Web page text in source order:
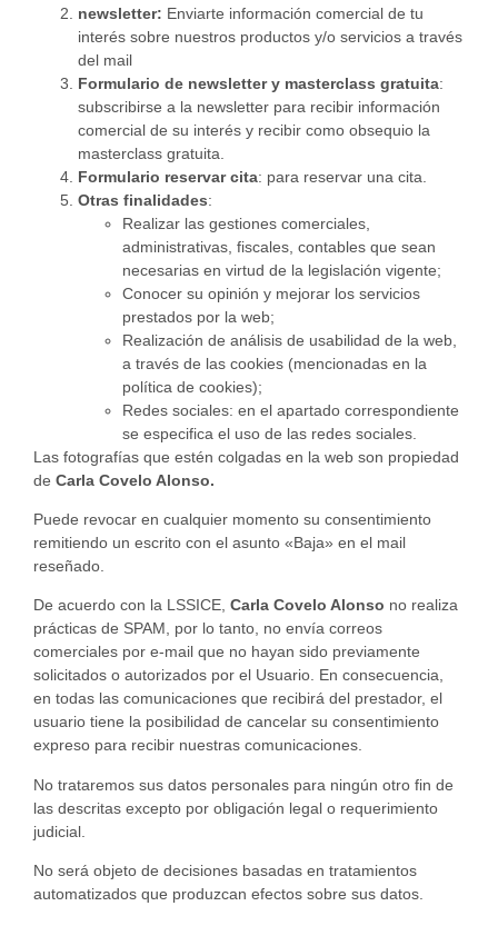
newsletter: Enviarte información comercial de tu
interés sobre nuestros productos y/o servicios a través
del mail
Formulario de newsletter y masterclass gratuita:
subscribirse a la newsletter para recibir información
comercial de su interés y recibir como obsequio la
masterclass gratuita.
Formulario reservar cita: para reservar una cita.
Otras finalidades:
Realizar las gestiones comerciales,
administrativas, fiscales, contables que sean
necesarias en virtud de la legislación vigente;
Conocer su opinión y mejorar los servicios
prestados por la web;
Realización de análisis de usabilidad de la web,
a través de las cookies (mencionadas en la
política de cookies);
Redes sociales: en el apartado correspondiente
se especifica el uso de las redes sociales.
Las fotografías que estén colgadas en la web son propiedad
de Carla Covelo Alonso.
Puede revocar en cualquier momento su consentimiento
remitiendo un escrito con el asunto «Baja» en el mail
reseñado.
De acuerdo con la LSSICE, Carla Covelo Alonso no realiza
prácticas de SPAM, por lo tanto, no envía correos
comerciales por e-mail que no hayan sido previamente
solicitados o autorizados por el Usuario. En consecuencia,
en todas las comunicaciones que recibirá del prestador, el
usuario tiene la posibilidad de cancelar su consentimiento
expreso para recibir nuestras comunicaciones.
No trataremos sus datos personales para ningún otro fin de
las descritas excepto por obligación legal o requerimiento
judicial.
No será objeto de decisiones basadas en tratamientos
automatizados que produzcan efectos sobre sus datos.